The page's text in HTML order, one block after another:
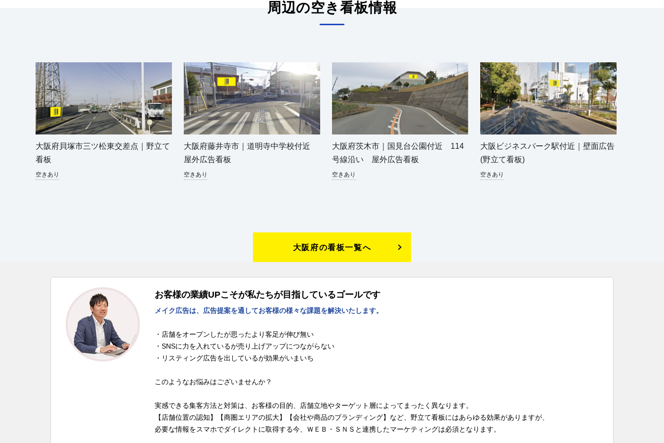
周辺の空き看板情報
大阪府貝塚市三ツ松東交差点｜野立て
看板
空きあり
大阪府藤井寺市｜道明寺中学校付近
屋外広告看板
空きあり
大阪府茨木市｜国見台公園付近 114
号線沿い 屋外広告看板
空きあり
大阪ビジネスパーク駅付近｜壁面広告
(野立て看板)
空きあり
大阪府の看板一覧へ
お客様の業績UPこそが私たちが目指しているゴールです
メイク広告は、広告提案を通してお客様の様々な課題を解決いたします。
・店舗をオープンしたが思ったより客足が伸び無い
・SNSに力を入れているが売り上げアップにつながらない
・リスティング広告を出しているが効果がいまいち
このようなお悩みはございませんか？
実感できる集客方法と対策は、お客様の目的、店舗立地やターゲット層によってまったく異なります。
【店舗位置の認知】【商圏エリアの拡大】【会社や商品のブランディング】など、野立て看板にはあらゆる効果がありますが、
必要な情報をスマホでダイレクトに取得する今、ＷＥＢ・ＳＮＳと連携したマーケティングは必須となります。